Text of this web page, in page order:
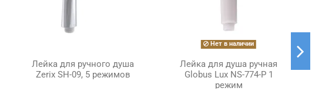
Лейка для ручного душа
Zerix SH-09, 5 режимов
Нет в наличии
Лейка для душа ручная
Globus Lux NS-774-P 1
режим